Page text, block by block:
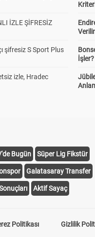
İZLE ŞİFRESİZ
şifresiz S Sport Plus
izle, Hradec
İşler?
Bugün Süper Lig Fikstür
Galatasaray Transfer
Aktif Sayaç
Politikası Gizlilik